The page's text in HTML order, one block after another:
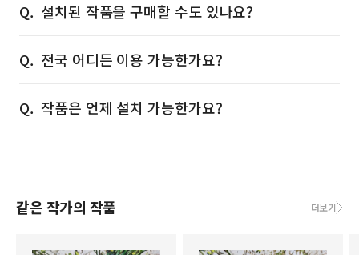
설치된 작품을 구매할 수도 있나요?
전국 어디든 이용 가능한가요?
작품은 언제 설치 가능한가요?
같은 작가의 작품 더보기